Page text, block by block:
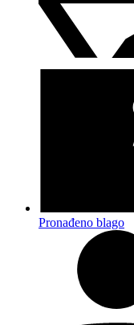
Pronađeno blago